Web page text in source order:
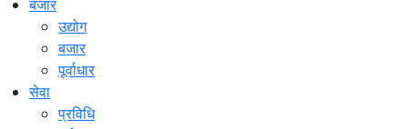
बजार
उद्योग
बजार
पूर्वाधार
सेवा
प्रविधि